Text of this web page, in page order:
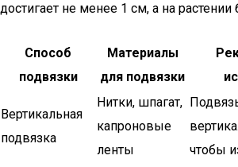
достигает не менее 1 см, а на растении
Способ
подвязки
Материалы
для подвязки
Вертикальная
подвязка
Нитки, шпагат,
капроновые
ленты
чтобы